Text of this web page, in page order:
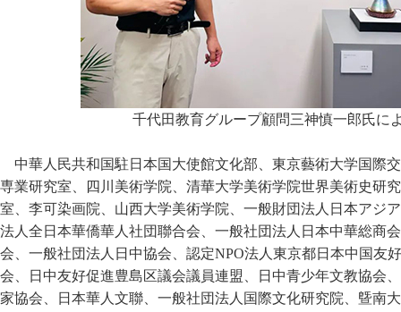
千代田教育グループ顧問三神慎一郎氏に
中華人民共和国駐日本国大使館文化部、東京藝術大学国際
専業研究室、四川美術学院、清華大学美術学院世界美術史研
室、李可染画院、山西大学美術学院、一般財団法人日本アジ
法人全日本華僑華人社団聯合会、一般社団法人日本中華総商
会、一般社団法人日中協会、認定NPO法人東京都日本中国友
会、日中友好促進豊島区議会議員連盟、日中青少年文教協会
家協会、日本華人文聯、一般社団法人国際文化研究院、曁南